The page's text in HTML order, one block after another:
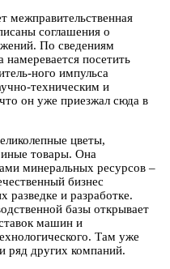
межправительственная
соглашения о
По сведениям
намеревается посетить
ного импульса
техническим и
он уже приезжал сюда в
цветы,
товары. Она
минеральных ресурсов –
бизнес
разведке и разработке.
базы открывает
машин и
Там уже
ряд других компаний.